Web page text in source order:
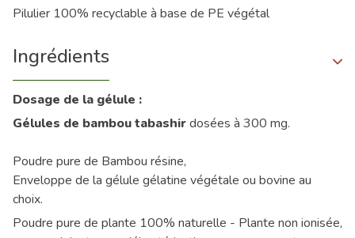
Pilulier 100% recyclable à base de PE végétal
Ingrédients
Dosage de la gélule :
Gélules de bambou tabashirdosées à 300 mg.
Poudre pure de Bambou résine,
Enveloppe de la gélule gélatine végétale ou bovine au
choix.
Poudre pure de plante 100% naturelle - Plante non ionisée,